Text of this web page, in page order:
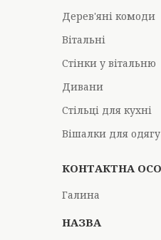
Дерев'яні комоди
Вітальні
Стінки у вітальню
Дивани
Стільці для кухні
Вішалки для одягу
Галина